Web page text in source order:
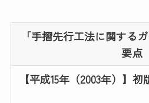
「手摺先行工法に関する
要点
【平成15年（2003年）】初